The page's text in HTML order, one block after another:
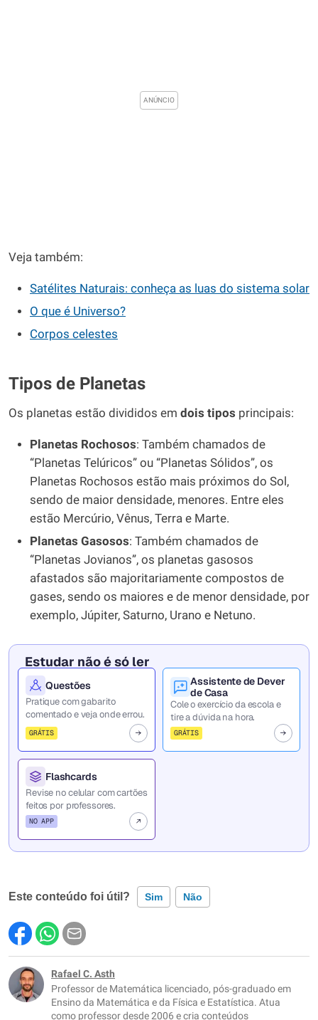
Veja também:
Satélites Naturais: conheça as luas do sistema solar
O que é Universo?
Corpos celestes
Tipos de Planetas
Os planetas estão divididos em dois tipos principais:
Planetas Rochosos: Também chamados de
“Planetas Telúricos” ou “Planetas Sólidos”, os
Planetas Rochosos estão mais próximos do Sol,
sendo de maior densidade, menores. Entre eles
estão Mercúrio, Vênus, Terra e Marte.
Planetas Gasosos: Também chamados de
“Planetas Jovianos”, os planetas gasosos
afastados são majoritariamente compostos de
gases, sendo os maiores e de menor densidade, por
exemplo, Júpiter, Saturno, Urano e Netuno.
Estudar não é só ler
Questões
Pratique com gabarito
comentado e veja onde errou.
GRÁTIS
Assistente de Dever
de Casa
Cole o exercício da escola e
tire a dúvida na hora.
GRÁTIS
Flashcards
Revise no celular com cartões
feitos por professores.
NO APP
Este conteúdo foi útil? Sim Não
Este conteúdo contém informação incorreta
Este conteúdo não tem a informação que procuro
Outro
Rafael C. Asth
Professor de Matemática licenciado, pós-graduado em
Ensino da Matemática e da Física e Estatística. Atua
como professor desde 2006 e cria conteúdos